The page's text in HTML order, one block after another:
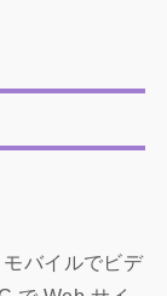
バイルでビデ